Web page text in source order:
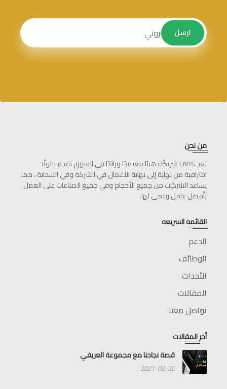
ارسل
ارسل
من نحن
تعد LABS شريكًا ذهبيًا معتمدًا ورائدًا في السوق تقدم حلولًا
احترافية من نهاية إلى نهاية الأعمال في الشركة وفي السحابة ، مما
يساعد الشركات من جميع الأحجام وفي جميع الصناعات على العمل
بأفضل عامل رقمي لها.
القائمه السريعه
الدعم
الوظائف
الأحداث
المقالات
تواصل معنا
أخر المقالات
قصة نجاحنا مع مجموعة العريفي
2021-02-20